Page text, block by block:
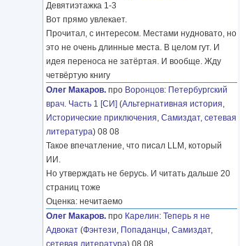
Девятиэтажка 1-3
Вот прямо увлекает.
Прочитал, с интересом. Местами нудновато, но
это не очень длинные места. В целом гут. И
идея переноса не затёртая. И вообще. Жду
четвёртую книгу
Олег Макаров. про Воронцов: Петербургский
врач. Часть 1 [СИ] (Альтернативная история,
Исторические приключения, Самиздат, сетевая
литература) 08 08
Такое впечатление, что писал LLM, который
ИИ.
Но утверждать не берусь. И читать дальше 20
страниц тоже
Оценка: нечитаемо
Олег Макаров. про Карелин: Теперь я не
Адвокат (Фэнтези, Попаданцы, Самиздат,